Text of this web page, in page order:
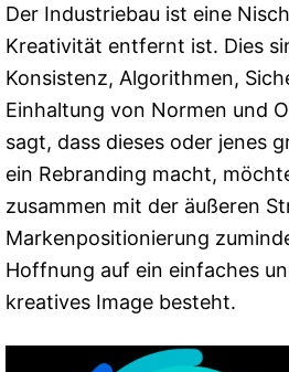
Der Industriebau ist eine
Kreativität entfernt ist. Dies
Konsistenz, Algorithmen,
Einhaltung von Normen und
sagt, dass dieses oder jenes
ein Rebranding macht,
zusammen mit der äußeren
Markenpositionierung
Hoffnung auf ein einfaches
kreatives Image besteht.